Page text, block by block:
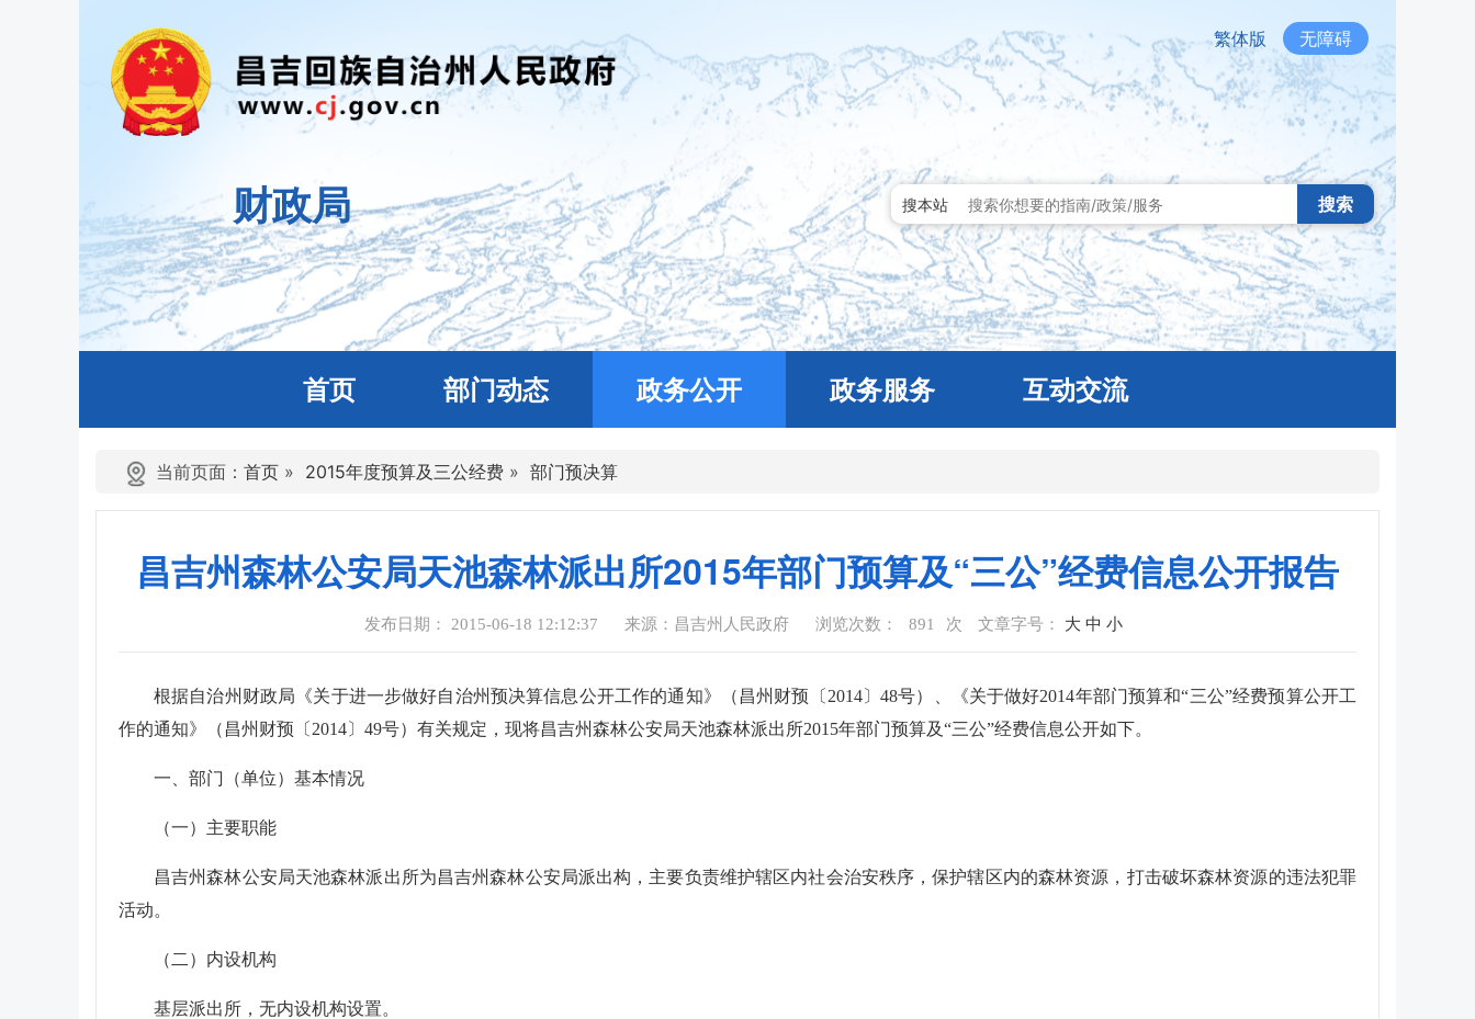
繁体版 无障碍
财政局 搜本站 搜索
首页 部门动态 政务公开 政务服务 互动交流
当前页面： 首页 » 2015年度预算及三公经费 » 部门预决算
昌吉州森林公安局天池森林派出所2015年部门预算及“三公”经费信息公开报告
发布日期： 2015-06-18 12:12:37 来源：昌吉州人民政府 浏览次数： 891 次 文章字号： 大 中 小
根据自治州财政局《关于进一步做好自治州预决算信息公开工作的通知》（昌州财预〔2014〕48号）、《关于做好2014年部门预算和“三公”经费预算公开工
作的通知》（昌州财预〔2014〕49号）有关规定，现将昌吉州森林公安局天池森林派出所2015年部门预算及“三公”经费信息公开如下。
一、部门（单位）基本情况
（一）主要职能
昌吉州森林公安局天池森林派出所为昌吉州森林公安局派出构，主要负责维护辖区内社会治安秩序，保护辖区内的森林资源，打击破坏森林资源的违法犯罪
活动。
（二）内设机构
基层派出所，无内设机构设置。